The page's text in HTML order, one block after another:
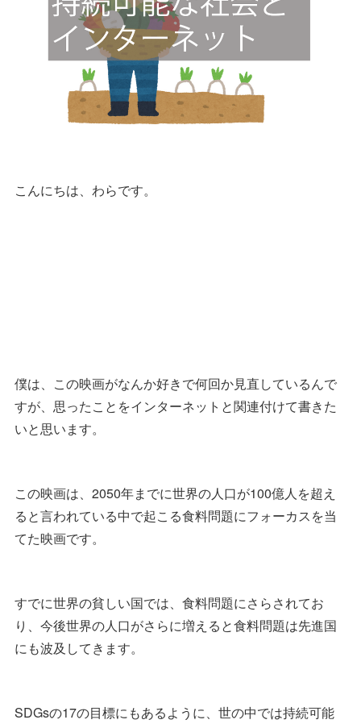
こんにちは、わらです。
僕は、この映画がなんか好きで何回か見直しているんで
すが、思ったことをインターネットと関連付けて書きた
いと思います。
この映画は、2050年までに世界の人口が100億人を超え
ると言われている中で起こる食料問題にフォーカスを当
てた映画です。
すでに世界の貧しい国では、食料問題にさらされてお
り、今後世界の人口がさらに増えると食料問題は先進国
にも波及してきます。
SDGsの17の目標にもあるように、世の中では持続可能